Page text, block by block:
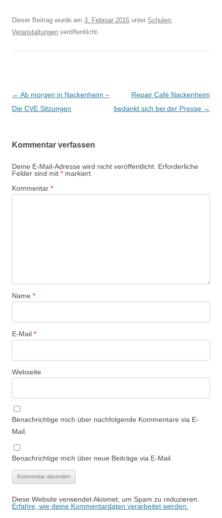
Dieser Beitrag wurde am 3. Februar 2015 unter Schulen,
Veranstaltungen veröffentlicht.
Beitrags-
Navigation
← Ab morgen in Nackenheim –
Die CVE Sitzungen
Repair Café Nackenheim
bedankt sich bei der Presse →
Kommentar verfassen
Deine E-Mail-Adresse wird nicht veröffentlicht. Erforderliche
Felder sind mit * markiert
Kommentar *
Name *
E-Mail *
Webseite
Benachrichtige mich über nachfolgende Kommentare via E-
Mail.
Benachrichtige mich über neue Beiträge via E-Mail.
Diese Website verwendet Akismet, um Spam zu reduzieren.
Erfahre, wie deine Kommentardaten verarbeitet werden.